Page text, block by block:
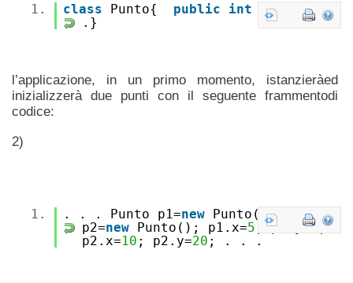
1. class Punto{ public int
x, y; . .
.}
l’applicazione, in un primo momento, istanzieràed
inizializzerà due punti con il seguente frammentodi
codice:
2)
1. . . . Punto p1=new Punto(); Punto
p2=new Punto(); p1.x=5 ; p1.y=6 ;
p2.x=10 ; p2.y=20 ; . . .